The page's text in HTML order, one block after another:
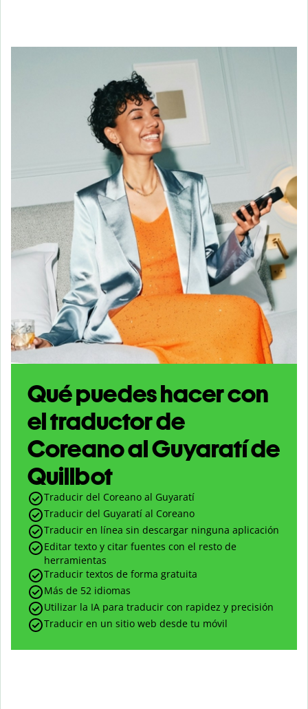
Qué puedes hacer con
el traductor de
Coreano al Guyaratí de
Quillbot
Traducir del Coreano al Guyaratí
Traducir del Guyaratí al Coreano
Traducir en línea sin descargar ninguna aplicación
Editar texto y citar fuentes con el resto de
herramientas
Traducir textos de forma gratuita
Más de 52 idiomas
Utilizar la IA para traducir con rapidez y precisión
Traducir en un sitio web desde tu móvil